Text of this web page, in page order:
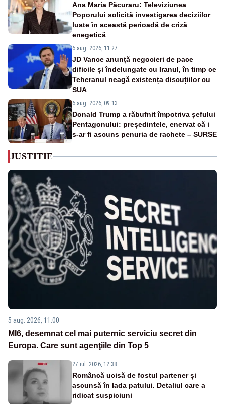
Ana Maria Păcuraru: Televiziunea
Poporului solicită investigarea deciziilor
luate în această perioadă de criză
enegetică
6 aug. 2026, 11:27
JD Vance anunță negocieri de pace
dificile și îndelungate cu Iranul, în timp ce
Teheranul neagă existența discuțiilor cu
SUA
6 aug. 2026, 09:13
Donald Trump a răbufnit împotriva șefului
Pentagonului: președintele, enervat că i
s-ar fi ascuns penuria de rachete – SURSE
JUSTITIE
5 aug. 2026, 11:00
MI6, desemnat cel mai puternic serviciu secret din
Europa. Care sunt agenţiile din Top 5
27 iul. 2026, 12:38
Româncă ucisă de fostul partener și
ascunsă în lada patului. Detaliul care a
ridicat suspiciuni